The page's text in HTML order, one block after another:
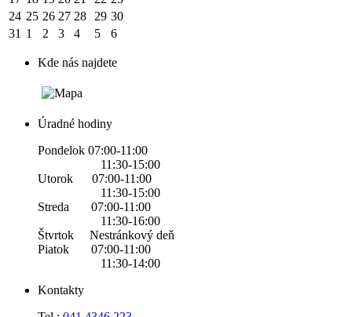
24 25 26 27 28 29 30
31 1 2 3 4 5 6
Kde nás najdete
Úradné hodiny
Pondelok 07:00-11:00
11:30-15:00
Utorok 07:00-11:00
11:30-15:00
Streda 07:00-11:00
11:30-16:00
Štvrtok Nestránkový deň
Piatok 07:00-11:00
11:30-14:00
Kontakty